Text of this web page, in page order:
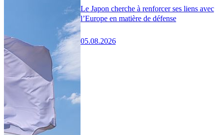
Le Japon cherche à renforcer ses liens avec
l’Europe en matière de défense
05.08.2026